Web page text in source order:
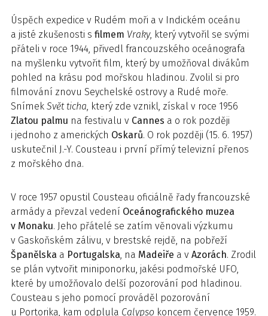
Úspěch expedice v Rudém moři a v Indickém oceánu
a jisté zkušenosti s filmem Vraky, který vytvořil se svými
přáteli v roce 1944, přivedl francouzského oceánografa
na myšlenku vytvořit film, který by umožňoval divákům
pohled na krásu pod mořskou hladinou. Zvolil si pro
filmování znovu Seychelské ostrovy a Rudé moře.
Snímek Svět ticha, který zde vznikl, získal v roce 1956
Zlatou palmu na festivalu v Cannes a o rok později
i jednoho z amerických Oskarů. O rok později (15. 6. 1957)
uskutečnil J.-Y. Cousteau i první přímý televizní přenos
z mořského dna.
V roce 1957 opustil Cousteau oficiálně řady francouzské
armády a převzal vedení Oceánografického muzea
v Monaku. Jeho přátelé se zatím věnovali výzkumu
v Gaskoňském zálivu, v brestské rejdě, na pobřeží
Španělska a Portugalska, na Madeiře a v Azorách. Zrodil
se plán vytvořit miniponorku, jakési podmořské UFO,
které by umožňovalo delší pozorování pod hladinou.
Cousteau s jeho pomocí prováděl pozorování
u Portorika, kam odplula Calypso koncem července 1959.